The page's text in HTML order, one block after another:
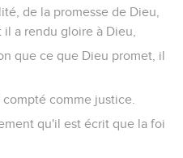
de la promesse de Dieu,
a rendu gloire à Dieu,
que ce que Dieu promet, il
comme justice.
qu'il est écrit que la foi